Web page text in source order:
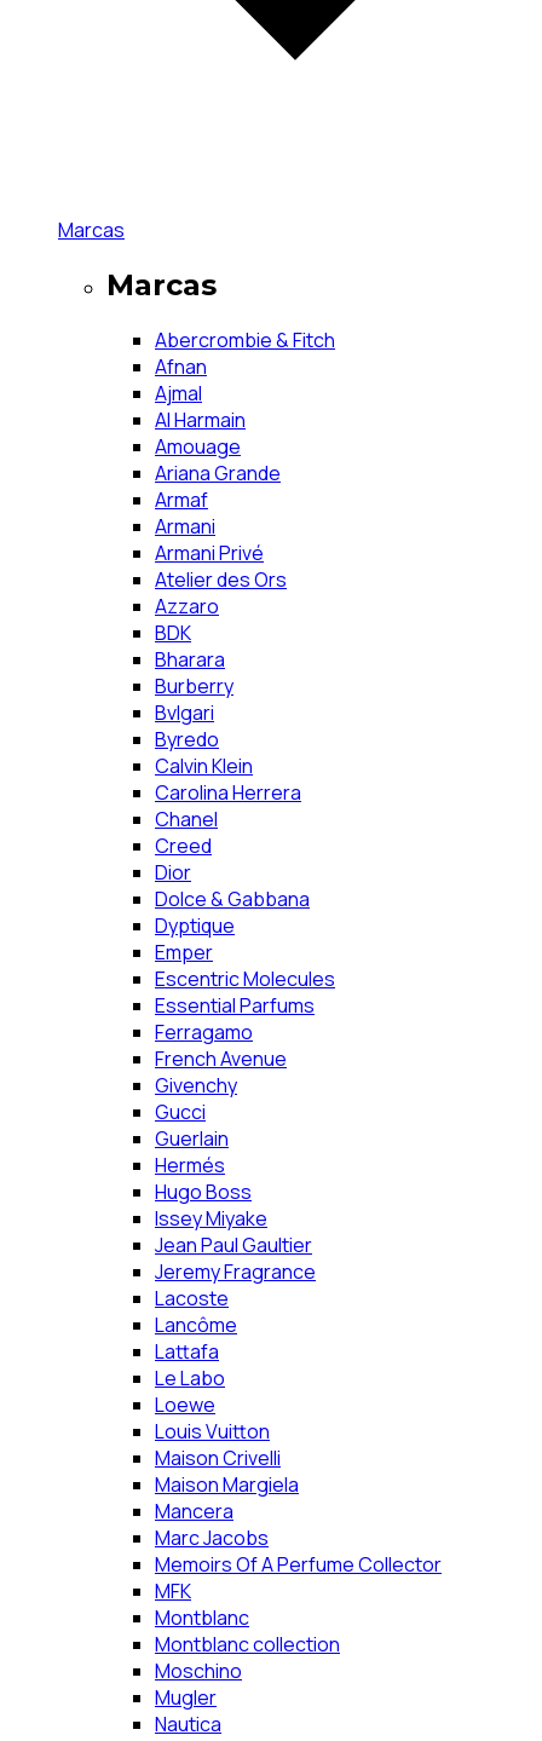
Marcas
Marcas
Abercrombie & Fitch
Afnan
Ajmal
Al Harmain
Amouage
Ariana Grande
Armaf
Armani
Armani Privé
Atelier des Ors
Azzaro
BDK
Bharara
Burberry
Bvlgari
Byredo
Calvin Klein
Carolina Herrera
Chanel
Creed
Dior
Dolce & Gabbana
Dyptique
Emper
Escentric Molecules
Essential Parfums
Ferragamo
French Avenue
Givenchy
Gucci
Guerlain
Hermés
Hugo Boss
Issey Miyake
Jean Paul Gaultier
Jeremy Fragrance
Lacoste
Lancôme
Lattafa
Le Labo
Loewe
Louis Vuitton
Maison Crivelli
Maison Margiela
Mancera
Marc Jacobs
Memoirs Of A Perfume Collector
MFK
Montblanc
Montblanc collection
Moschino
Mugler
Nautica